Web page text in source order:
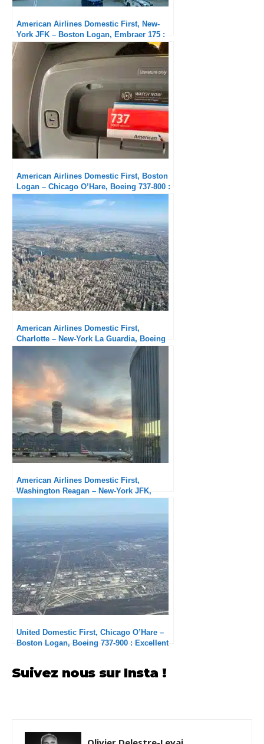
American Airlines Domestic First, New-
York JFK – Boston Logan, Embraer 175 :
Court mais bon
American Airlines Domestic First, Boston
Logan – Chicago O’Hare, Boeing 737-800 :
Excellent équipage
American Airlines Domestic First,
Charlotte – New-York La Guardia, Boeing
American Airlines Domestic First,
Washington Reagan – New-York JFK,
United Domestic First, Chicago O’Hare –
Boston Logan, Boeing 737-900 : Excellent
Suivez nous sur Insta !